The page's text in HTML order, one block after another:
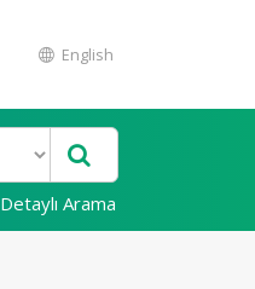
English
Detaylı Arama